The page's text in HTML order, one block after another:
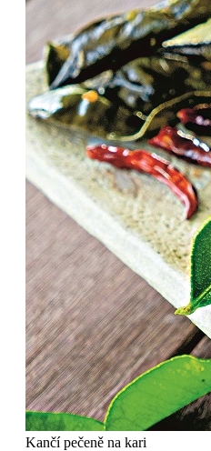
Kančí pečeně na kari